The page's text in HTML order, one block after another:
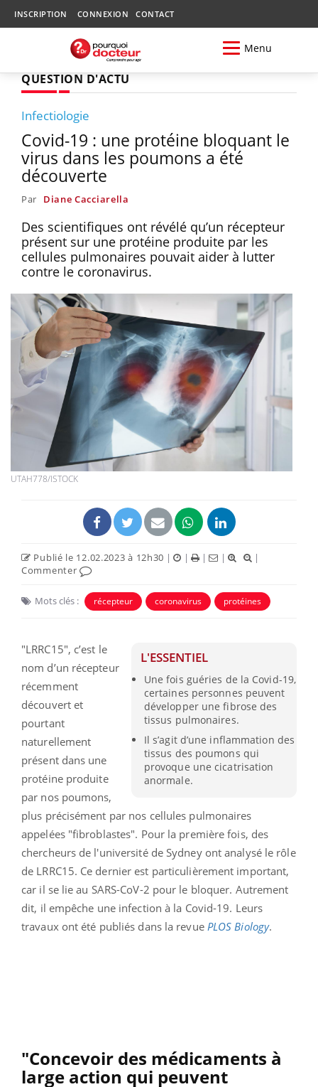
INSCRIPTION CONNEXION CONTACT
Menu
QUESTION D'ACTU
Infectiologie
Covid-19 : une protéine bloquant le
virus dans les poumons a été
découverte
Par Diane Cacciarella
Des scientifiques ont révélé qu’un récepteur
présent sur une protéine produite par les
cellules pulmonaires pouvait aider à lutter
contre le coronavirus.
UTAH778/ISTOCK
Publié le 12.02.2023 à 12h30 | | | |
|
Commenter
Mots clés : récepteur coronavirus protéines
L'ESSENTIEL
Une fois guéries de la Covid-19,
certaines personnes peuvent
développer une fibrose des
tissus pulmonaires.
Il s’agit d’une inflammation des
tissus des poumons qui
provoque une cicatrisation
anormale.
"LRRC15", c’est le
nom d’un récepteur
récemment
découvert et
pourtant
naturellement
présent dans une
protéine produite
par nos poumons,
plus précisément par nos cellules pulmonaires
appelées "fibroblastes". Pour la première fois, des
chercheurs de l'université de Sydney ont analysé le rôle
de LRRC15. Ce dernier est particulièrement important,
car il se lie au SARS-CoV-2 pour le bloquer. Autrement
dit, il empêche une infection à la Covid-19. Leurs
travaux ont été publiés dans la revue PLOS Biology.
"Concevoir des médicaments à
large action qui peuvent